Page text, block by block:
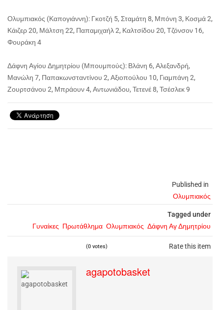
Published in
Ολυμπιακός
Tagged under
Γυναίκες Πρωτάθλημα Ολυμπιακός Δάφνη Αγ Δημητρίου
Rate this item
(0 votes)
Ολυμπιακός (Καπογιάννη): Γκοτζή 5, Σταμάτη 8, Μπόνη 3, Κοσμά 2,
Κάιζερ 20, Μάλτση 22, Παπαμιχαήλ 2, Καλτσίδου 20, Τζόνσον 16,
Φουράκη 4
Δάφνη Αγίου Δημητρίου (Μπουμπούς): Βλάνη 6, Αλεξανδρή,
Μανώλη 7, Παπακωνσταντίνου 2, Αξιοπούλου 10, Γιαμπάνη 2,
Ζουρτσάνου 2, Μπράουν 4, Αντωνιάδου, Τετενέ 8, Τσέσλεκ 9
agapotobasket